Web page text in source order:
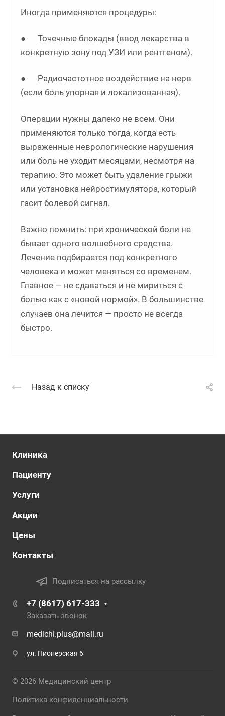
Иногда применяются процедуры:
● Точечные блокады (ввод лекарства в
конкретную зону под УЗИ или рентгеном).
● Радиочастотное воздействие на нерв
(если боль упорная и локализованная).
Операции нужны далеко не всем. Они
применяются только тогда, когда есть
выраженные неврологические нарушения
или боль не уходит месяцами, несмотря на
терапию. Это может быть удаление грыжи
или установка нейростимулятора, который
гасит болевой сигнал.
Важно помнить: при хронической боли не
бывает одного волшебного средства.
Лечение подбирается под конкретного
человека и может меняться со временем.
Главное — не сдаваться и не мириться с
болью как с «новой нормой». В большинстве
случаев она лечится — просто не всегда
быстро.
Назад к списку
Клиника
Пациенту
Услуги
Акции
Цены
Контакты
Подписаться на рассылку
+7 (8617) 617-333
Заказать звонок
medichi.plus@mail.ru
ул. Пионерская 6
© 2026 Медицинский центр
Политика конфиденциальности